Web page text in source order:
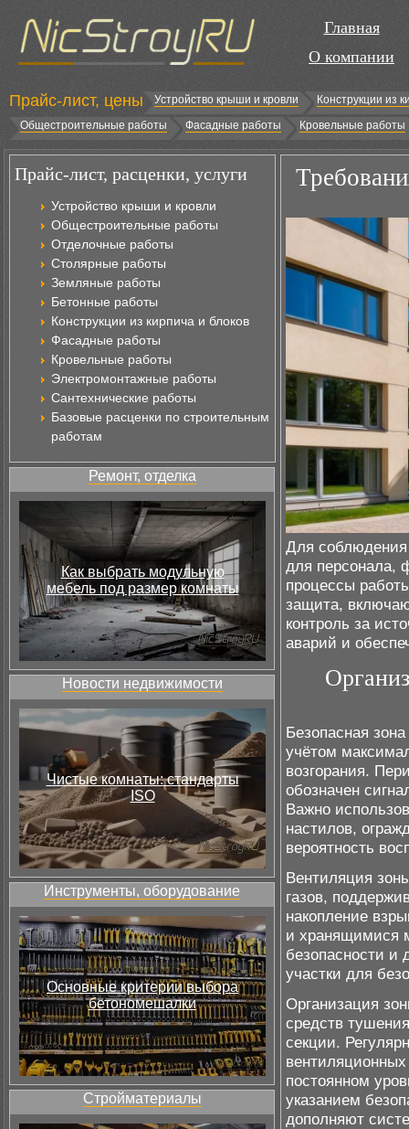
Главная
О компании
Прайс-лист, цены Устройство крыши и кровли
Конструкции из
Общестроительные работы
Фасадные работы Кровельные работы
Прайс-лист, расценки, услуги
Устройство крыши и кровли
Общестроительные работы
Отделочные работы
Столярные работы
Земляные работы
Бетонные работы
Конструкции из кирпича и блоков
Фасадные работы
Кровельные работы
Электромонтажные работы
Сантехнические работы
Базовые расценки по строительным
работам
Ремонт, отделка
Как выбрать модульную
мебель под размер комнаты
Новости недвижимости
Чистые комнаты: стандарты
ISO
Инструменты, оборудование
Основные критерии выбора
бетономешалки
Стройматериалы
Для соблюдения
для персонала,
процессы
защита,
контроль за
аварий и
Безопасная
учётом
возгорания.
обозначен
Важно
настилов,
вероятность
Вентиляция
газов,
накопление
и хранящимися
безопасности и
участки для
Организация
средств
секции.
постоянном
указанием
дополняют